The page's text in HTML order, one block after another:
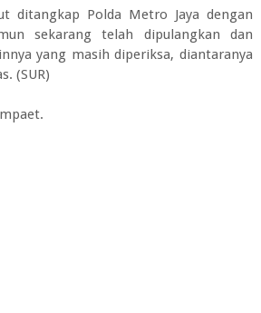
ditangkap Polda Metro Jaya dengan
sekarang telah dipulangkan dan
yang masih diperiksa, diantaranya
(SUR)